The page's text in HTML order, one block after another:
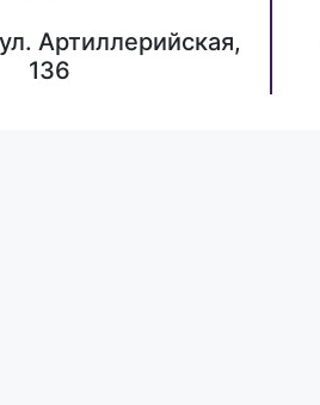
Артиллерийская,
136